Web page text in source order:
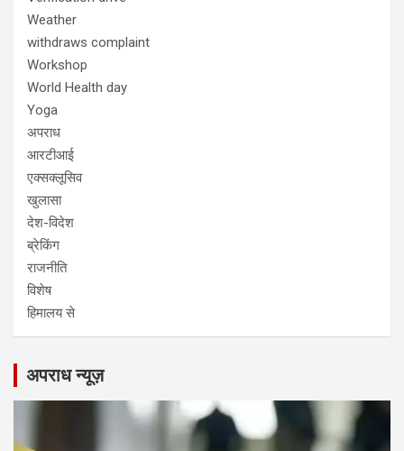
Weather
withdraws complaint
Workshop
World Health day
Yoga
अपराध
आरटीआई
एक्सक्लूसिव
खुलासा
देश-विदेश
ब्रेकिंग
राजनीति
विशेष
हिमालय से
अपराध न्यूज़